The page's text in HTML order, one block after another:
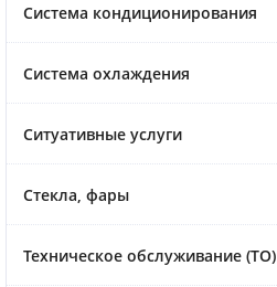
Система кондиционирования
Система охлаждения
Ситуативные услуги
Стекла, фары
Техническое обслуживание (ТО)